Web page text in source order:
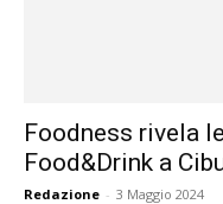
Foodness rivela
Food&Drink a
Redazione - 3 Maggio 2024